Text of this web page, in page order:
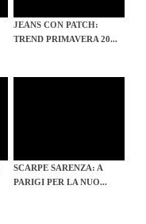
JEANS CON PATCH:
TREND PRIMAVERA 20...
SCARPE SARENZA: A
PARIGI PER LA NUO...